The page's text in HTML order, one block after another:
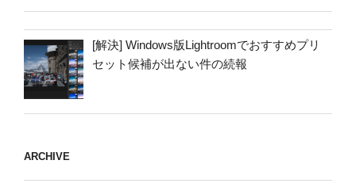
[解決] Windows版Lightroomでおすすめプリ
セット候補が出ない件の続報
ARCHIVE